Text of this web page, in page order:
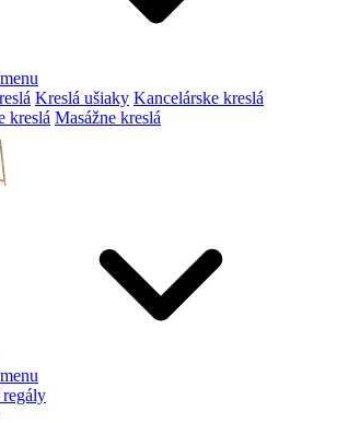
Kreslá ušiaky Kancelárske kreslá
kreslá Masážne kreslá